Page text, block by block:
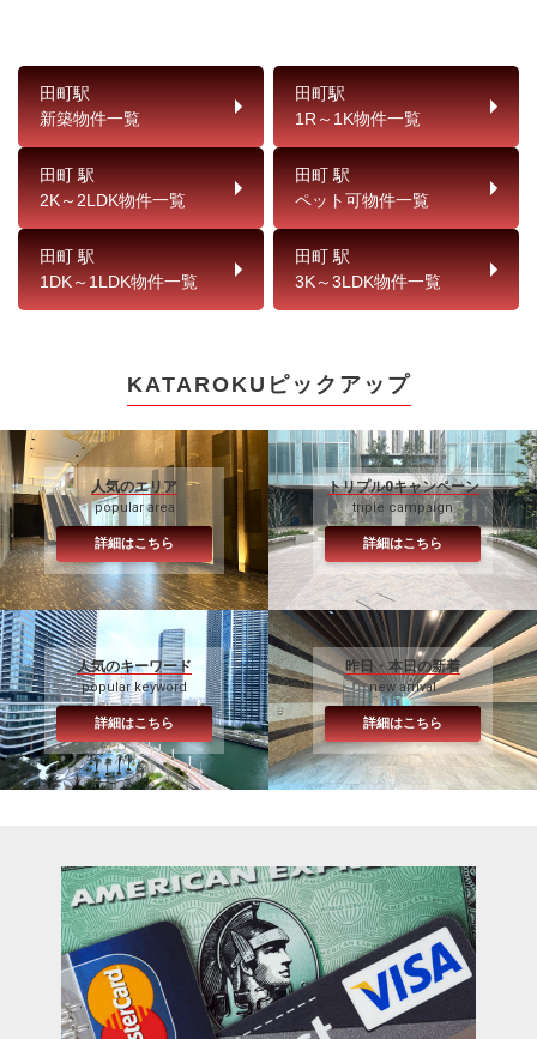
田町駅
新築物件一覧
田町駅
1R～1K物件一覧
田町 駅
2K～2LDK物件一覧
田町 駅
ペット可物件一覧
田町 駅
1DK～1LDK物件一覧
田町 駅
3K～3LDK物件一覧
KATAROKUピックアップ
人気のエリア
popular area
詳細はこちら
トリプル0キャンペーン
triple campaign
詳細はこちら
人気のキーワード
popular keyword
詳細はこちら
昨日・本日の新着
new arrival
詳細はこちら